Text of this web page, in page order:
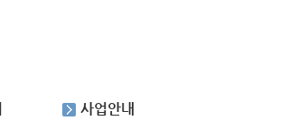
사업안내